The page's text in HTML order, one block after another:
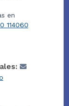
en
114060